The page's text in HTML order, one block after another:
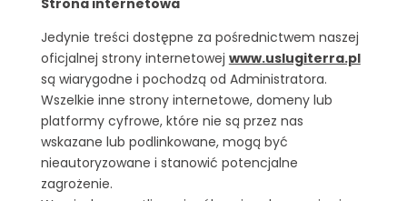
Strona internetowa
Jedynie treści dostępne za pośrednictwem naszej
oficjalnej strony internetowej www.uslugiterra.pl
są wiarygodne i pochodzą od Administratora.
Wszelkie inne strony internetowe, domeny lub
platformy cyfrowe, które nie są przez nas
wskazane lub podlinkowane, mogą być
nieautoryzowane i stanowić potencjalne
zagrożenie.